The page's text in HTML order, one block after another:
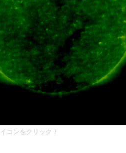
コンをクリック！